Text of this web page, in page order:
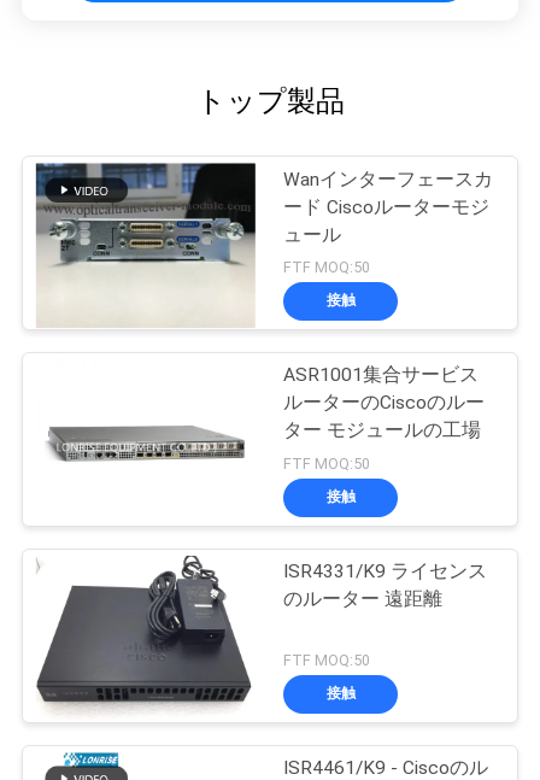
トップ製品
Wanインターフェースカ
ード Ciscoルーターモジ
ュール
FTF MOQ:50
接触
ASR1001集合サービス
ルーターのCiscoのルー
ター モジュールの工場
FTF MOQ:50
接触
ISR4331/K9 ライセンス
のルーター 遠距離
FTF MOQ:50
接触
ISR4461/K9 - Ciscoのル